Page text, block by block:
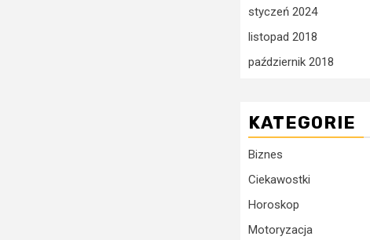
styczeń 2024
listopad 2018
październik 2018
KATEGORIE
Biznes
Ciekawostki
Horoskop
Motoryzacja